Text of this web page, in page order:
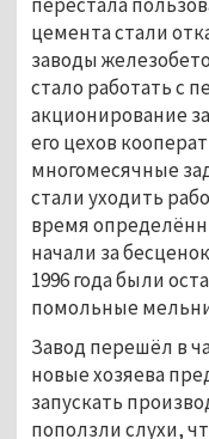
цемента стали
заводы
стало работать с
акционирование
его цехов
многомесячные
стали уходить
время
начали за
1996 года были
помольные
Завод перешёл в
новые хозяева
запускать
поползли слухи,